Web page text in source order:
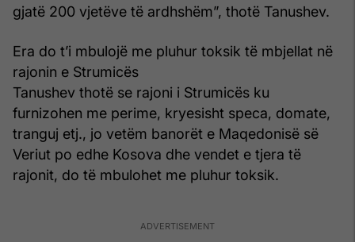
gjatë 200 vjetëve të ardhshëm”, thotë Tanushev.
Era do t’i mbulojë me pluhur toksik të mbjellat në
rajonin e Strumicës
Tanushev thotë se rajoni i Strumicës ku
furnizohen me perime, kryesisht speca, domate,
tranguj etj., jo vetëm banorët e Maqedonisë së
Veriut po edhe Kosova dhe vendet e tjera të
rajonit, do të mbulohet me pluhur toksik.